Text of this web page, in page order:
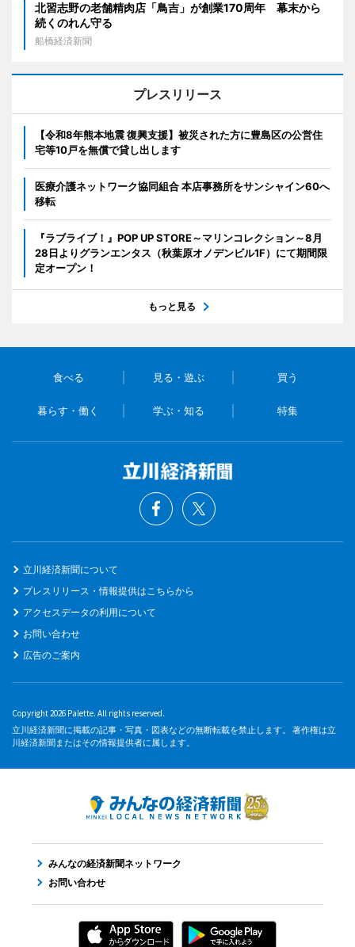
北習志野の老舗精肉店「鳥吉」が創業170周年 幕末から
続くのれん守る
船橋経済新聞
プレスリリース
【令和8年熊本地震 復興支援】被災された方に豊島区の公営住
宅等10戸を無償で貸し出します
医療介護ネットワーク協同組合 本店事務所をサンシャイン60へ
移転
『ラブライブ！』POP UP STORE～マリンコレクション～8月
28日よりグランエンタス（秋葉原オノデンビル1F）にて期間限
定オープン！
もっと見る
食べる 見る・遊ぶ 買う
暮らす・働く 学ぶ・知る 特集
立川経済新聞について
プレスリリース・情報提供はこちらから
アクセスデータの利用について
お問い合わせ
広告のご案内
Copyright 2026 Palette. All rights reserved.
立川経済新聞に掲載の記事・写真・図表などの無断転載を禁止します。 著作権は立
川経済新聞またはその情報提供者に属します。
みんなの経済新聞ネットワーク
お問い合わせ